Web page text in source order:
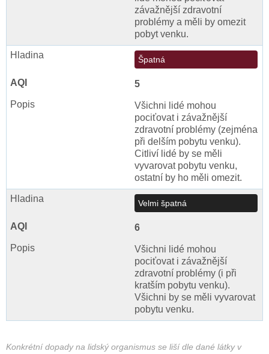
závažnější zdravotní
problémy a měli by omezit
pobyt venku.
Špatná
5
Všichni lidé mohou
pociťovat i závažnější
zdravotní problémy (zejména
při delším pobytu venku).
Citliví lidé by se měli
vyvarovat pobytu venku,
ostatní by ho měli omezit.
Velmi špatná
6
Všichni lidé mohou
pociťovat i závažnější
zdravotní problémy (i při
kratším pobytu venku).
Všichni by se měli vyvarovat
pobytu venku.
Konkrétní dopady na lidský organismus se liší dle dané látky v